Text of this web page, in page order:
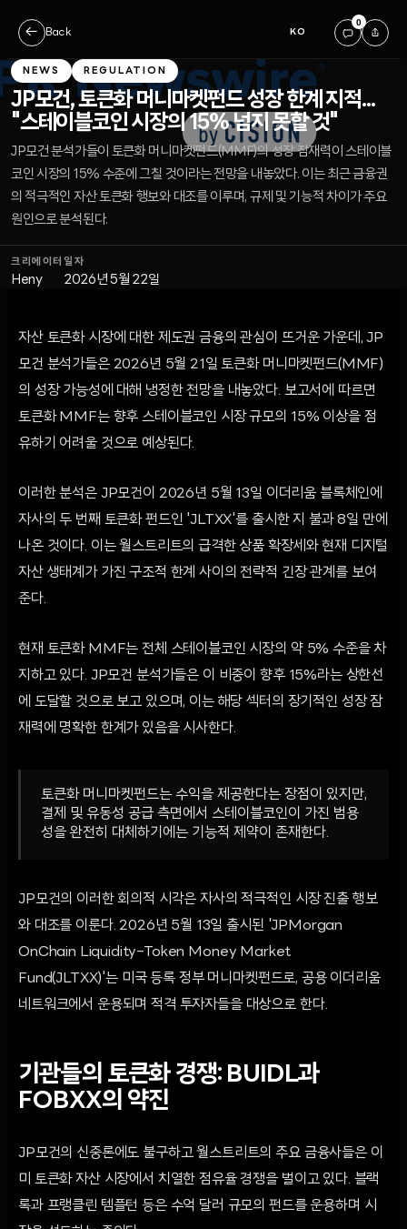
← Back KO
0
NEWS REGULATION
JP모건, 토큰화 머니마켓펀드 성장 한계 지적...
"스테이블코인 시장의 15% 넘지 못할 것"
JP모건 분석가들이 토큰화 머니마켓펀드(MMF)의 성장 잠재력이 스테이블
코인 시장의 15% 수준에 그칠 것이라는 전망을 내놓았다. 이는 최근 금융권
의 적극적인 자산 토큰화 행보와 대조를 이루며, 규제 및 기능적 차이가 주요
원인으로 분석된다.
크리에이터
Heny
일자
2026년 5월 22일
자산 토큰화 시장에 대한 제도권 금융의 관심이 뜨거운 가운데, JP
모건 분석가들은 2026년 5월 21일 토큰화 머니마켓펀드(MMF)
의 성장 가능성에 대해 냉정한 전망을 내놓았다. 보고서에 따르면
토큰화 MMF는 향후 스테이블코인 시장 규모의 15% 이상을 점
유하기 어려울 것으로 예상된다.
이러한 분석은 JP모건이 2026년 5월 13일 이더리움 블록체인에
자사의 두 번째 토큰화 펀드인 'JLTXX'를 출시한 지 불과 8일 만에
나온 것이다. 이는 월스트리트의 급격한 상품 확장세와 현재 디지털
자산 생태계가 가진 구조적 한계 사이의 전략적 긴장 관계를 보여
준다.
현재 토큰화 MMF는 전체 스테이블코인 시장의 약 5% 수준을 차
지하고 있다. JP모건 분석가들은 이 비중이 향후 15%라는 상한선
에 도달할 것으로 보고 있으며, 이는 해당 섹터의 장기적인 성장 잠
재력에 명확한 한계가 있음을 시사한다.
토큰화 머니마켓펀드는 수익을 제공한다는 장점이 있지만,
결제 및 유동성 공급 측면에서 스테이블코인이 가진 범용
성을 완전히 대체하기에는 기능적 제약이 존재한다.
JP모건의 이러한 회의적 시각은 자사의 적극적인 시장 진출 행보
와 대조를 이룬다. 2026년 5월 13일 출시된 'JPMorgan
OnChain Liquidity–Token Money Market
Fund(JLTXX)'는 미국 등록 정부 머니마켓펀드로, 공용 이더리움
네트워크에서 운용되며 적격 투자자들을 대상으로 한다.
기관들의 토큰화 경쟁: BUIDL과
FOBXX의 약진
JP모건의 신중론에도 불구하고 월스트리트의 주요 금융사들은 이
미 토큰화 자산 시장에서 치열한 점유율 경쟁을 벌이고 있다. 블랙
록과 프랭클린 템플턴 등은 수억 달러 규모의 펀드를 운용하며 시